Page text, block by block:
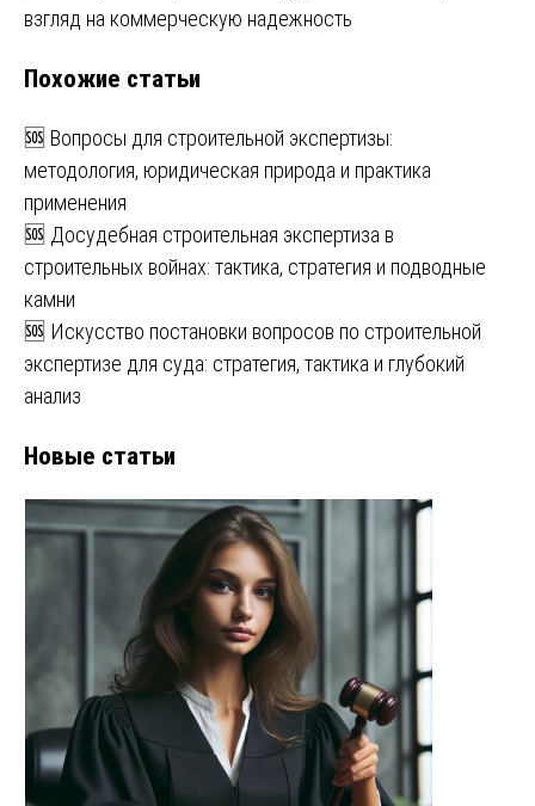
записям
взгляд на коммерческую надежность
Похожие статьи
🆘 Вопросы для строительной экспертизы:
методология, юридическая природа и практика
применения
🆘 Досудебная строительная экспертиза в
строительных войнах: тактика, стратегия и подводные
камни
🆘 Искусство постановки вопросов по строительной
экспертизе для суда: стратегия, тактика и глубокий
анализ
Новые статьи